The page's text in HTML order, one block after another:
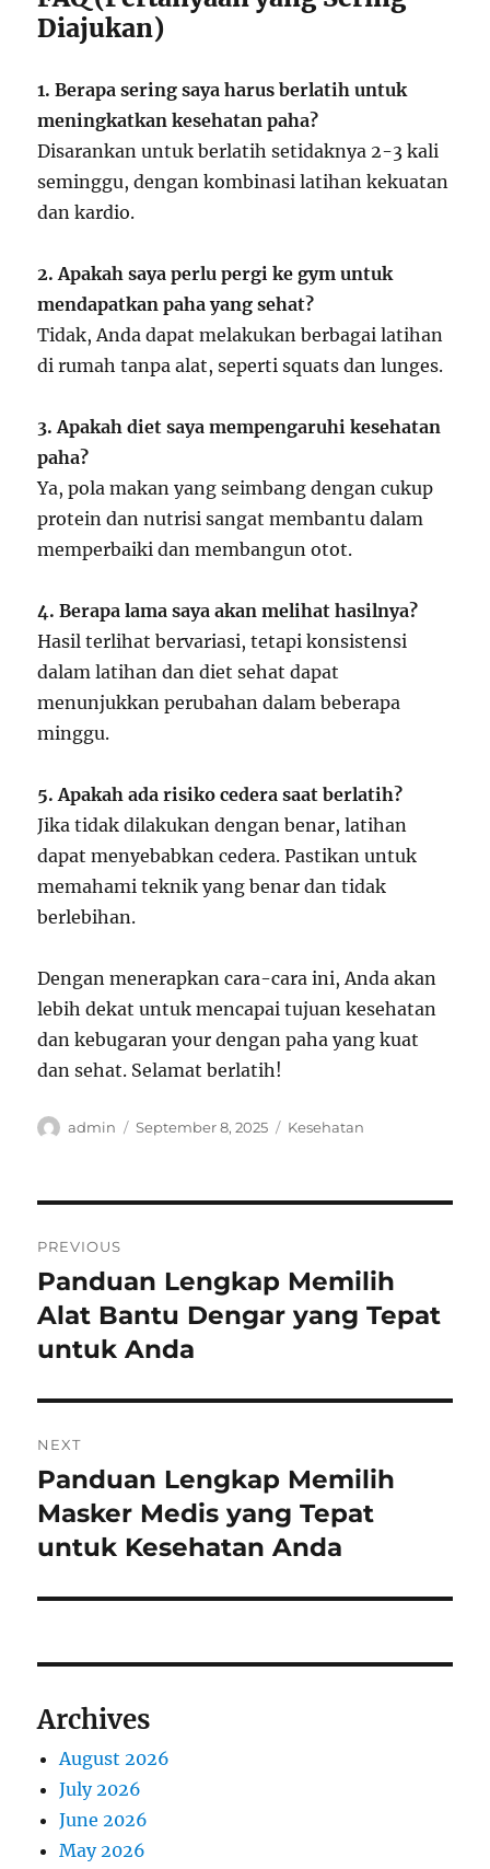
Diajukan)
1. Berapa sering saya harus berlatih untuk
meningkatkan kesehatan paha?
Disarankan untuk berlatih setidaknya 2-3 kali
seminggu, dengan kombinasi latihan kekuatan
dan kardio.
2. Apakah saya perlu pergi ke gym untuk
mendapatkan paha yang sehat?
Tidak, Anda dapat melakukan berbagai latihan
di rumah tanpa alat, seperti squats dan lunges.
3. Apakah diet saya mempengaruhi kesehatan
paha?
Ya, pola makan yang seimbang dengan cukup
protein dan nutrisi sangat membantu dalam
memperbaiki dan membangun otot.
4. Berapa lama saya akan melihat hasilnya?
Hasil terlihat bervariasi, tetapi konsistensi
dalam latihan dan diet sehat dapat
menunjukkan perubahan dalam beberapa
minggu.
5. Apakah ada risiko cedera saat berlatih?
Jika tidak dilakukan dengan benar, latihan
dapat menyebabkan cedera. Pastikan untuk
memahami teknik yang benar dan tidak
berlebihan.
Dengan menerapkan cara-cara ini, Anda akan
lebih dekat untuk mencapai tujuan kesehatan
dan kebugaran your dengan paha yang kuat
dan sehat. Selamat berlatih!
Author
admin
Posted
September 8, 2025 Categories
Kesehatan
navigation
PREVIOUS
Previous
post:
Panduan Lengkap Memilih
Alat Bantu Dengar yang Tepat
untuk Anda
NEXT
Next
post:
Panduan Lengkap Memilih
Masker Medis yang Tepat
untuk Kesehatan Anda
Archives
August 2026
July 2026
June 2026
May 2026